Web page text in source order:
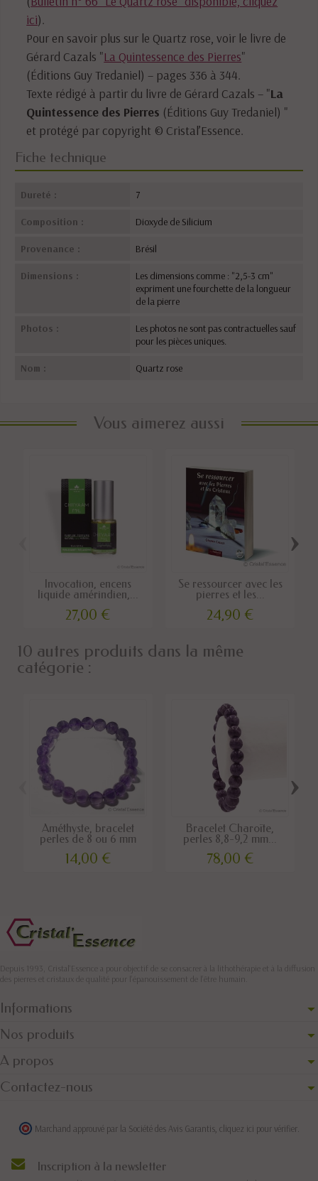
ici).
Pour en savoir plus sur le Quartz rose, voir le livre de
Gérard Cazals "La Quintessence des Pierres"
(Éditions Guy Tredaniel) – pages 336 à 344.
Texte rédigé à partir du livre de Gérard Cazals – "La
Quintessence des Pierres (Éditions Guy Tredaniel) "
et protégé par copyright © Cristal’Essence.
Fiche technique
Dureté : 7
Composition : Dioxyde de Silicium
Provenance : Brésil
Dimensions :
Les dimensions comme : "2,5-3 cm"
expriment une fourchette de la longueur
de la pierre
Photos :
Les photos ne sont pas contractuelles sauf
pour les pièces uniques.
Nom : Quartz rose
Vous aimerez aussi
Invocation, encens
liquide amérindien,...
27,00 €
Se ressourcer avec les
pierres et les...
24,90 €
›
10 autres produits dans la même
catégorie :
Améthyste, bracelet
perles de 8 ou 6 mm
14,00 €
Bracelet Charoïte,
perles 8,8-9,2 mm...
78,00 €
›
Depuis 1993, Cristal'Essence a pour objectif de se consacrer à la lithothérapie et à la diffusion
des pierres et cristaux de qualité pour l’épanouissement de l’être humain.
Informations
Nos produits
A propos
Contactez-nous
Marchand approuvé par la Société des Avis Garantis, cliquez ici pour vérifier
Inscription à la newsletter